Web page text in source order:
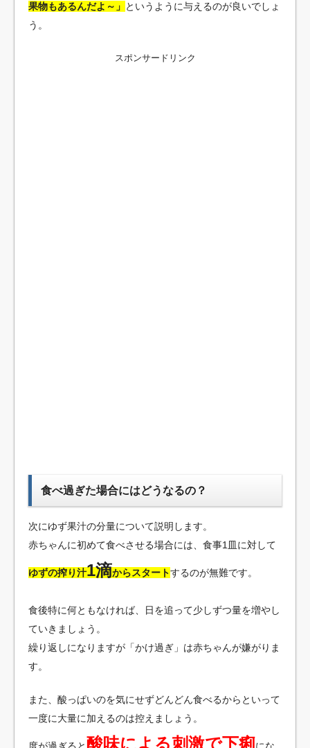
果物もあるんだよ～」 というように与えるのが良いでしょ
う。
スポンサードリンク
食べ過ぎた場合にはどうなるの？
次にゆず果汁の分量について説明します。
赤ちゃんに初めて食べさせる場合には、食事1皿に対して
ゆずの搾り汁1滴からスタートするのが無難です。
食後特に何ともなければ、日を追って少しずつ量を増やし
ていきましょう。
繰り返しになりますが「かけ過ぎ」は赤ちゃんが嫌がりま
す。
また、酸っぱいのを気にせずどんどん食べるからといって
一度に大量に加えるのは控えましょう。
酸味による刺激で下痢